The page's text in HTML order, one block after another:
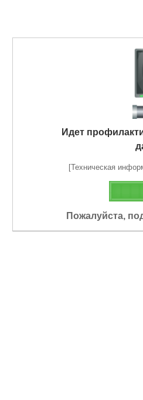
Идет
[Техническая
Пожалуйста,